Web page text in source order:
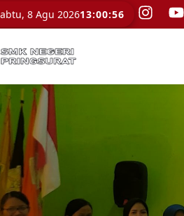
8 Agu 202613:00:58